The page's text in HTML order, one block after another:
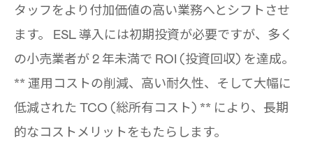
タッフをより付加価値の高い業務へとシフトさせ
ます。 ESL 導入には初期投資が必要ですが、多く
の小売業者が 2 年未満で ROI (投資回収) を達成。
** 運用コストの削減、高い耐久性、そして大幅に
低減された TCO (総所有コスト) ** により、長期
的なコストメリットをもたらします。